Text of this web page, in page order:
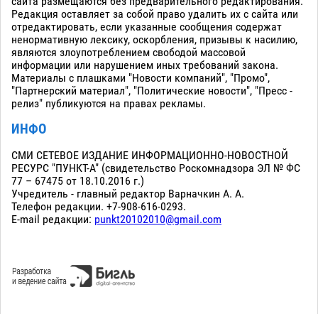
Редакция оставляет за собой право удалить их с сайта или
отредактировать, если указанные сообщения содержат
ненормативную лексику, оскорбления, призывы к насилию,
являются злоупотреблением свободой массовой
информации или нарушением иных требований закона.
Материалы с плашками "Новости компаний", "Промо",
"Партнерский материал", "Политические новости", "Пресс -
релиз" публикуются на правах рекламы.
ИНФО
СМИ СЕТЕВОЕ ИЗДАНИЕ ИНФОРМАЦИОННО-НОВОСТНОЙ
РЕСУРС "ПУНКТ-А" (свидетельство Роскомнадзора ЭЛ № ФС
77 – 67475 от 18.10.2016 г.)
Учредитель - главный редактор Варначкин А. А.
Телефон редакции. +7-908-616-0293.
E-mail редакции: punkt20102010@gmail.com